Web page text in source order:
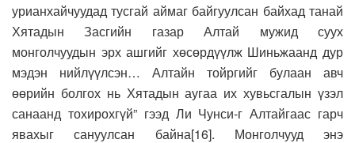
урианхайчуудад тусгай аймаг байгуулсан байхад танай
Хятадын Засгийн газар Алтай мужид суух
монголчуудын эрх ашгийг хөсөрдүүлж Шиньжаанд дур
мэдэн нийлүүлсэн… Алтайн тойргийг булаан авч
өөрийн болгох нь Хятадын аугаа их хувьсгалын үзэл
санаанд тохирохгүй” гээд Ли Чунси-г Алтайгаас гарч
явахыг сануулсан байна[16]. Монголчууд энэ